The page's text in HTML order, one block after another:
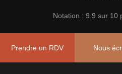
En savoir plus
Notation : 9.9 sur 10
Prendre un RDV Nous